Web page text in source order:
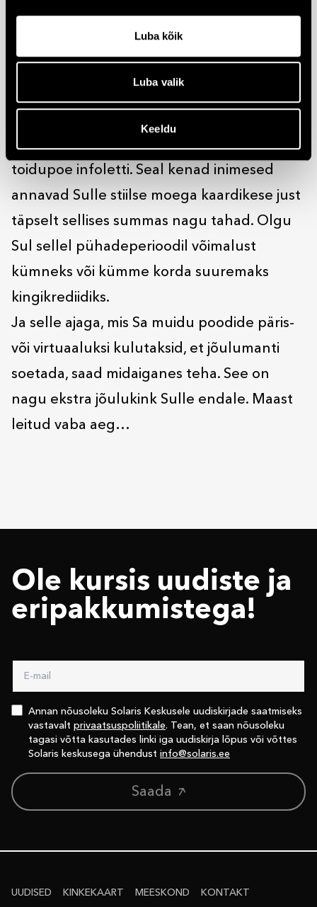
Luba kõik
Luba valik
Keeldu
kui mingi asi (jälle nii keskkonna vaatest kui
ka suhtekvaliteedi seisukohast), siis pole
põhimõtteliselt paremat valikut kui Solarise
Solarise uksest sisse, alla 0-korrusele ja
toidupoe infoletti. Seal kenad inimesed
annavad Sulle stiilse moega kaardikese just
täpselt sellises summas nagu tahad. Olgu
Sul sellel pühadeperioodil võimalust
kümneks või kümme korda suuremaks
kingikrediidiks.
Ja selle ajaga, mis Sa muidu poodide päris-
või virtuaaluksi kulutaksid, et jõulumanti
soetada, saad midaiganes teha. See on
nagu ekstra jõulukink Sulle endale. Maast
leitud vaba aeg…
Ole kursis uudiste ja
eri­pakkumistega!
Annan nõusoleku Solaris Keskusele uudiskirjade saatmiseks
vastavalt privaatsuspoliitikale. Tean, et saan nõusoleku
tagasi võtta kasutades linki iga uudiskirja lõpus või võttes
Solaris keskusega ühendust info@solaris.ee
Saada
UUDISED KINKEKAART MEESKOND KONTAKT